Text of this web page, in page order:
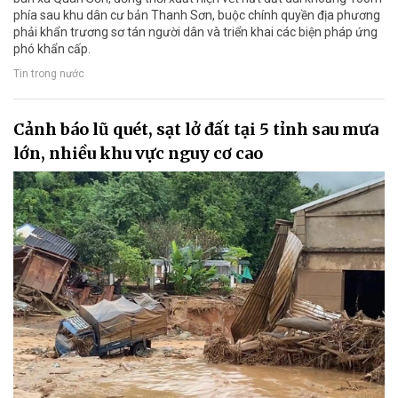
phía sau khu dân cư bản Thanh Sơn, buộc chính quyền địa phương
phải khẩn trương sơ tán người dân và triển khai các biện pháp ứng
phó khẩn cấp.
Tin trong nước
Cảnh báo lũ quét, sạt lở đất tại 5 tỉnh sau mưa
lớn, nhiều khu vực nguy cơ cao